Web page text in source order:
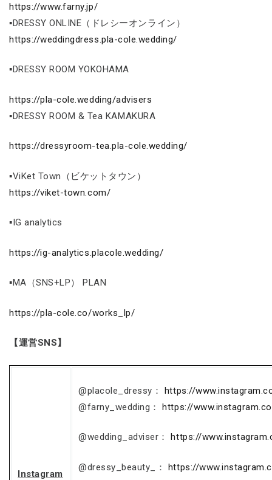
https://www.farny.jp/
▪DRESSY ONLINE（ドレシーオンライン）
https://weddingdress.pla-cole.wedding/
▪DRESSY ROOM YOKOHAMA
https://pla-cole.wedding/advisers
▪DRESSY ROOM & Tea KAMAKURA
https://dressyroom-tea.pla-cole.wedding/
▪ViKet Town（ビケットタウン）
https://viket-town.com/
▪IG analytics
https://ig-analytics.placole.wedding/
▪MA（SNS+LP） PLAN
https://pla-cole.co/works_lp/
【運営SNS】
Instagram
@placole_dressy： https://
@farny_wedding：https://
@wedding_adviser：https://
@dressy_beauty_： https://